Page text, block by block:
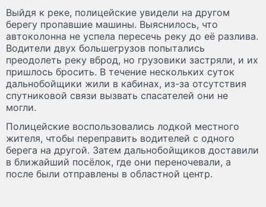
Выйдя к реке, полицейские увидели на другом
берегу пропавшие машины. Выяснилось, что
автоколонна не успела пересечь реку до её разлива.
Водители двух большегрузов попытались
преодолеть реку вброд, но грузовики застряли, и их
пришлось бросить. В течение нескольких суток
дальнобойщики жили в кабинах, из-за отсутствия
спутниковой связи вызвать спасателей они не
могли.
Полицейские воспользовались лодкой местного
жителя, чтобы переправить водителей с одного
берега на другой. Затем дальнобойщиков доставили
в ближайший посёлок, где они переночевали, а
после были отправлены в областной центр.